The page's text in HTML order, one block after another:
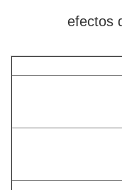
efectos